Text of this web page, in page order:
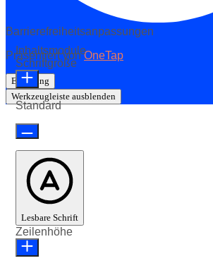
Barrierefreiheitsanpassungen
Präsentiert vonOneTap
Erklärung
Werkzeugleiste ausblenden
Inhaltsmodule
Schriftgröße
Standard
Lesbare Schrift
Zeilenhöhe